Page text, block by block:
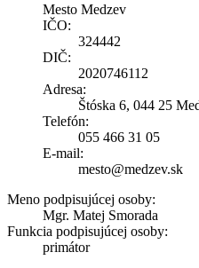
Mesto Medzev
IČO:
324442
DIČ:
2020746112
Adresa:
Štóska 6, 044 25
Telefón:
055 466 31 05
E-mail:
mesto@medzev.sk
Meno podpisujúcej osoby:
Mgr. Matej Smorada
Funkcia podpisujúcej osoby:
primátor